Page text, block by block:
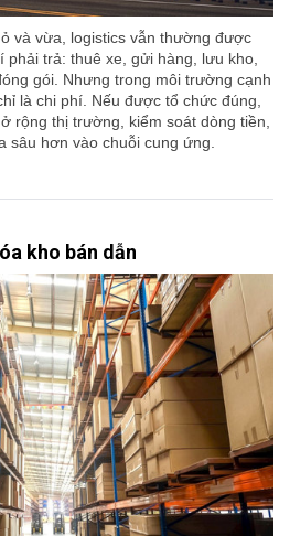
và vừa, logistics vẫn thường được
trả: thuê xe, gửi hàng, lưu kho,
gói. Nhưng trong môi trường cạnh
là chi phí. Nếu được tổ chức đúng,
rộng thị trường, kiểm soát dòng tiền,
sâu hơn vào chuỗi cung ứng.
kho bán dẫn